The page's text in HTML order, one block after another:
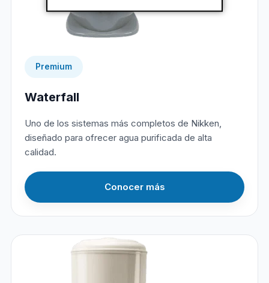
Premium
Waterfall
Uno de los sistemas más completos de Nikken,
diseñado para ofrecer agua purificada de alta
calidad.
Conocer más